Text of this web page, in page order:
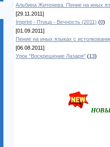
Альбина Житенева. Пение на иных
[29.11.2011]
Imprint - Птица - Вечность (2011) (0)
[01.09.2011]
Пение на иных языках с
[06.08.2011]
Урок "Воскрешение Лазаря" (13)